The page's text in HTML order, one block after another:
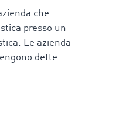
che
presso un
Le azienda
dette